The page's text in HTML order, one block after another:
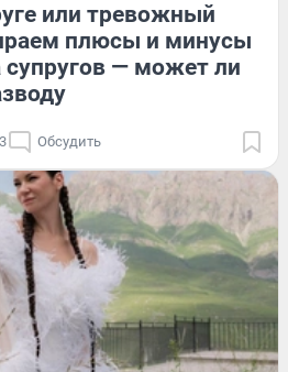
или тревожный
плюсы и минусы
супругов — может ли
Обсудить